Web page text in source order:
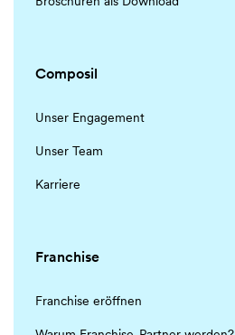
Composil
Unser Engagement
Unser Team
Karriere
Franchise
Franchise eröffnen